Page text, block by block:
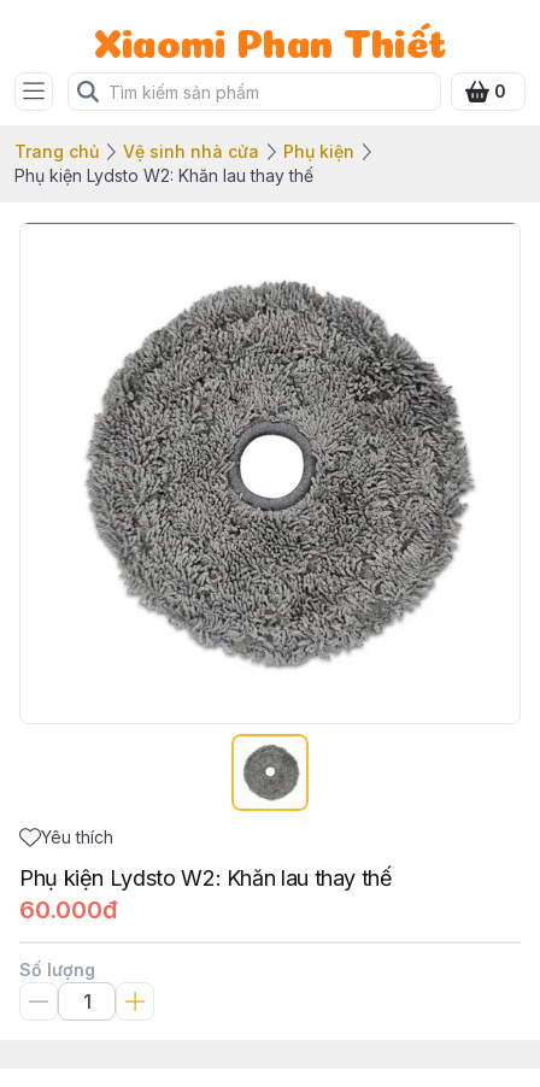
Xiaomi Phan Thiết
0
Trang chủ Vệ sinh nhà cửa
Phụ kiện
Phụ kiện Lydsto W2: Khăn lau thay thế
Yêu thích
Phụ kiện Lydsto W2: Khăn lau thay thế
60.000đ
Số lượng